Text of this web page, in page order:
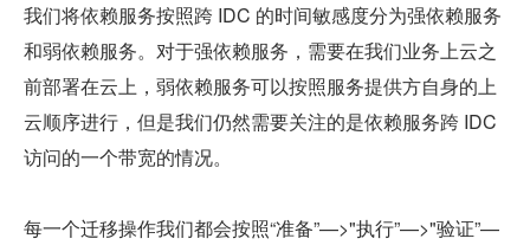
我们将依赖服务按照跨 IDC 的时间敏感度分为强依赖服务
和弱依赖服务。对于强依赖服务，需要在我们业务上云之
前部署在云上，弱依赖服务可以按照服务提供方自身的上
云顺序进行，但是我们仍然需要关注的是依赖服务跨 IDC
访问的一个带宽的情况。
每一个迁移操作我们都会按照“准备”—>"执行”—>"验证”—